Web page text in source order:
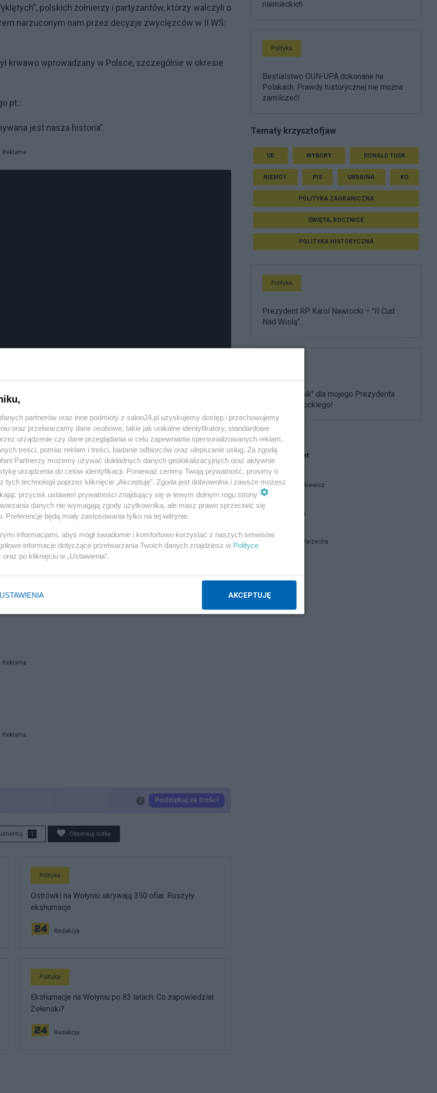
polskich żołnierzy i partyzantów, którzy walczyli o
narzuconym nam przez decyzje zwycięzców w II WŚ:
krwawo wprowadzany w Polsce, szczególnie w okresie
pt.:
jest nasza historia".
Reklama
Reklama
i umiejętność jej ciekawego werbalnego
wykładu nie będą stracone i sądzę, że każdy polski
naszej powojennej walce z okupantem sowieckim...
nie-mozemy-zapomniec-o-zonierzach.html
Reklama
Reklama
1 Obserwuj notkę
Polityka
Ostrówki na Wołyniu skrywają 350 ofiar. Ruszyły
ekshumacje
Redakcja
Polityka
Ekshumacje na Wołyniu po 83 latach. Co zapowiedział
Zełenski?
Redakcja
niemieckich
Polityka
Bestialstwo OUN-UPA dokonane na
Polakach. Prawdy historycznej nie można
zamilczeć!
Tematy krzysztofjaw
UE WYBORY DONALD TUSK
NIEMCY PIS UKRAINA KO
POLITYKA ZAGRANICZNA
ŚWIĘTA, ROCZNICE
POLITYKA HISTORYCZNA
Polityka
Prezydent RP Karol Nawrocki – "II Cud
Nad Wisłą"...
"Żółty kartonik" dla mojego Prezydenta
Karola Nawrockiego!
Blogi na ten temat
Tomasz Sakiewicz
Rafał Broda
Jarosław Warzecha
partnerów oraz inne podmioty z salon24.pl uzyskujemy dostęp i przechowujemy
oraz przetwarzamy dane osobowe, takie jak unikalne identyfikatory, standardowe
urządzenie czy dane przeglądania w celu zapewniania spersonalizowanych reklam,
treści, pomiar reklam i treści, badanie odbiorców oraz ulepszanie usług. Za zgodą
Partnerzy możemy używać dokładnych danych geolokalizacyjnych oraz aktywnie
urządzenia do celów identyfikacji. Ponieważ cenimy Twoją prywatność, prosimy o
tych technologii poprzez kliknięcie „Akceptuję”. Zgoda jest dobrowolna i zawsze możesz
przycisk ustawień prywatności znajdujący się w lewym dolnym rogu strony
.
danych nie wymagają zgody użytkownika, ale masz prawo sprzeciwić się
Preferencje będą miały zastosowania tylko na tej witrynie.
informacjami, abyś mógł świadomie i komfortowo korzystać z naszych serwisów
informacje dotyczące przetwarzania Twoich danych znajdziesz w Polityce
oraz po kliknięciu w „Ustawienia”.
USTAWIENIA AKCEPTUJĘ